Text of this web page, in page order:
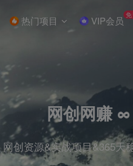
热门项目 VIP会员
网创网赚
网创资源&实战项目&365天